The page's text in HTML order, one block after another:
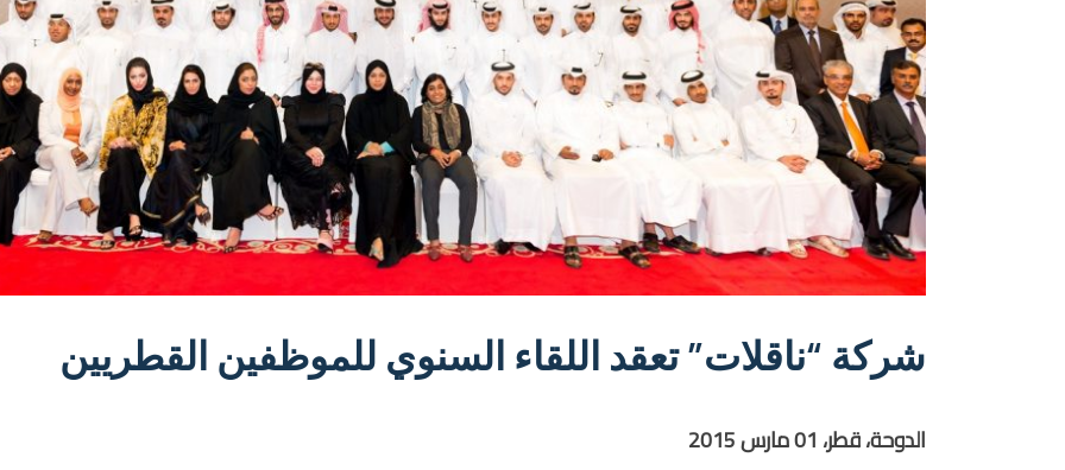
شركة “ناقلات” تعقد اللقاء السنوي للموظفين القطريين
الدوحة، قطر، 01 مارس 2015